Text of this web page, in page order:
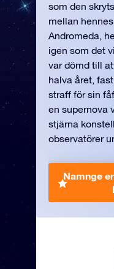
som den
mellan
Andromeda,
igen som det
var dömd till
halva året,
straff för sin
en supernova
stjärna
observatörer
Namnge